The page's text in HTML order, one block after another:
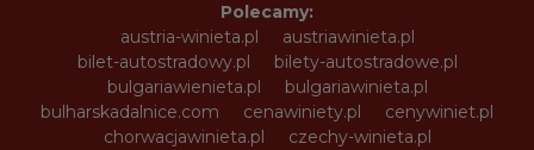
Polecamy:
austria-winieta.pl
austriawinieta.pl
bilet-autostradowy.pl
bilety-autostradowe.pl
bulgariawienieta.pl
bulgariawinieta.pl
bulharskadalnice.com
cenawiniety.pl
cenywiniet.pl
chorwacjawinieta.pl
czechy-winieta.pl